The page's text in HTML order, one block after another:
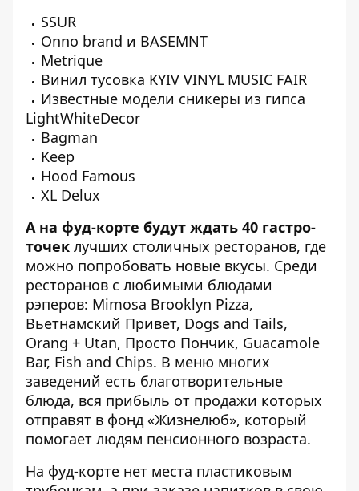
SSUR
Onno brand и BASEMNT
Metrique
Винил тусовка KYIV VINYL MUSIC FAIR
Известные модели сникеры из гипса
LightWhiteDecor
Bagman
Keep
Hood Famous
XL Delux
А на фуд-корте будут ждать 40 гастро-
точек лучших столичных ресторанов, где
можно попробовать новые вкусы. Среди
ресторанов с любимыми блюдами
рэперов: Mimosa Brooklyn Pizza,
Вьетнамский Привет, Dogs and Tails,
Orang + Utan, Просто Пончик, Guacamole
Bar, Fish and Chips. В меню многих
заведений есть благотворительные
блюда, вся прибыль от продажи которых
отправят в фонд «Жизнелюб», который
помогает людям пенсионного возраста.
На фуд-корте нет места пластиковым